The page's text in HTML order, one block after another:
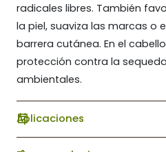
radicales libres. También
la piel, suaviza las marcas o
barrera cutánea. En el
protección contra la
ambientales.
Aplicaciones